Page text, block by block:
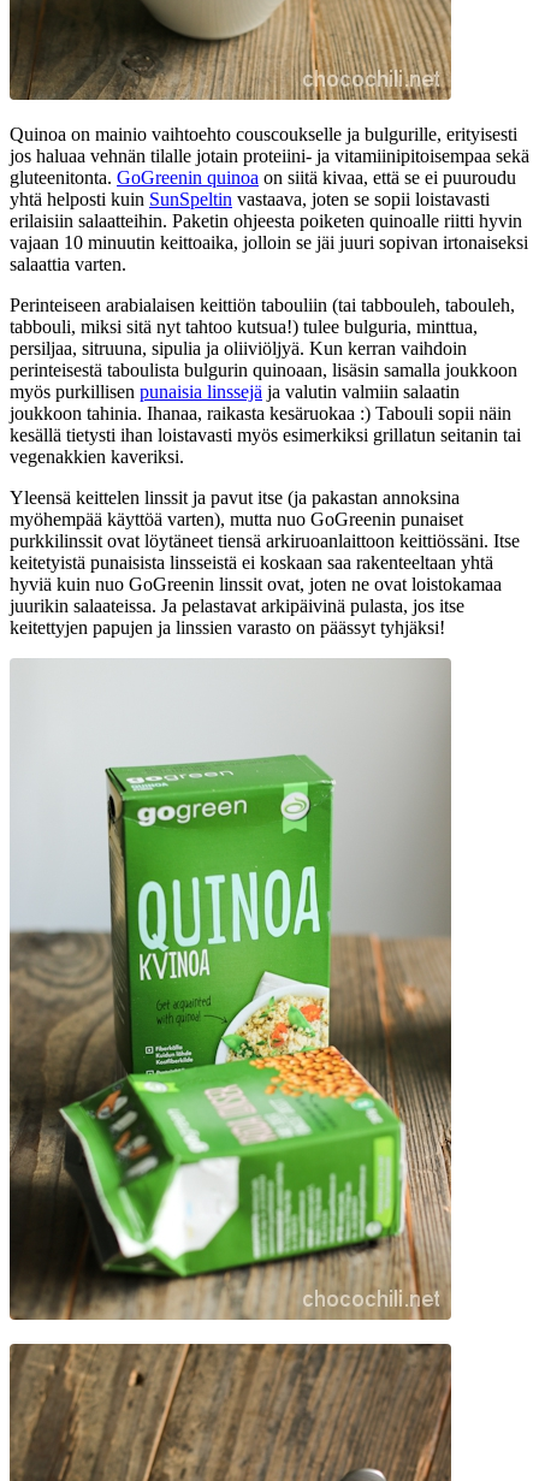
Quinoa on mainio vaihtoehto couscoukselle ja bulgurille, erityisesti
jos haluaa vehnän tilalle jotain proteiini- ja vitamiinipitoisempaa sekä
gluteenitonta. GoGreenin quinoa on siitä kivaa, että se ei puuroudu
yhtä helposti kuin SunSpeltin vastaava, joten se sopii loistavasti
erilaisiin salaatteihin. Paketin ohjeesta poiketen quinoalle riitti hyvin
vajaan 10 minuutin keittoaika, jolloin se jäi juuri sopivan irtonaiseksi
salaattia varten.
Perinteiseen arabialaisen keittiön tabouliin (tai tabbouleh, tabouleh,
tabbouli, miksi sitä nyt tahtoo kutsua!) tulee bulguria, minttua,
persiljaa, sitruuna, sipulia ja oliiviöljyä. Kun kerran vaihdoin
perinteisestä taboulista bulgurin quinoaan, lisäsin samalla joukkoon
myös purkillisen punaisia linssejä ja valutin valmiin salaatin
joukkoon tahinia. Ihanaa, raikasta kesäruokaa :) Tabouli sopii näin
kesällä tietysti ihan loistavasti myös esimerkiksi grillatun seitanin tai
vegenakkien kaveriksi.
Yleensä keittelen linssit ja pavut itse (ja pakastan annoksina
myöhempää käyttöä varten), mutta nuo GoGreenin punaiset
purkkilinssit ovat löytäneet tiensä arkiruoanlaittoon keittiössäni. Itse
keitetyistä punaisista linsseistä ei koskaan saa rakenteeltaan yhtä
hyviä kuin nuo GoGreenin linssit ovat, joten ne ovat loistokamaa
juurikin salaateissa. Ja pelastavat arkipäivinä pulasta, jos itse
keitettyjen papujen ja linssien varasto on päässyt tyhjäksi!